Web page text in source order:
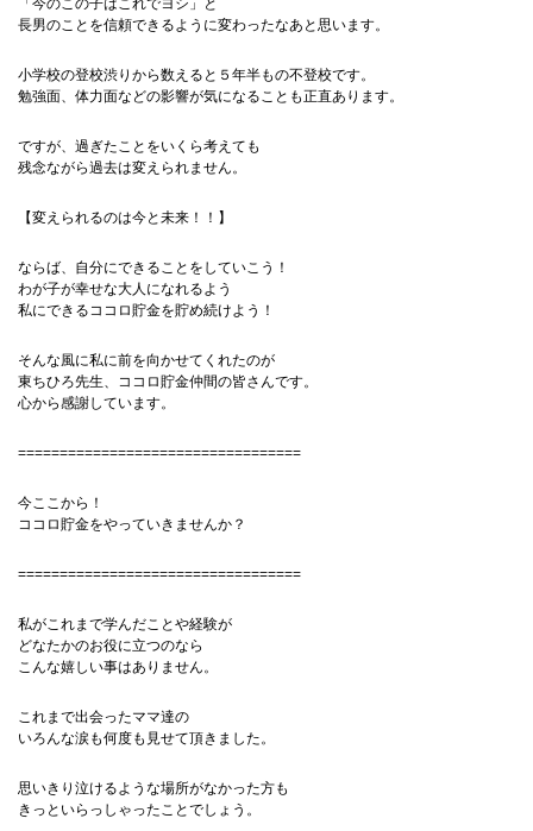
「今のこの子はこれでヨシ」と
長男のことを信頼できるように変わったなあと思います。
小学校の登校渋りから数えると５年半もの不登校です。
勉強面、体力面などの影響が気になることも正直あります。
ですが、過ぎたことをいくら考えても
残念ながら過去は変えられません。
【変えられるのは今と未来！！】
ならば、自分にできることをしていこう！
わが子が幸せな大人になれるよう
私にできるココロ貯金を貯め続けよう！
そんな風に私に前を向かせてくれたのが
東ちひろ先生、ココロ貯金仲間の皆さんです。
心から感謝しています。
==================================
今ここから！
ココロ貯金をやっていきませんか？
==================================
私がこれまで学んだことや経験が
どなたかのお役に立つのなら
こんな嬉しい事はありません。
これまで出会ったママ達の
いろんな涙も何度も見せて頂きました。
思いきり泣けるような場所がなかった方も
きっといらっしゃったことでしょう。